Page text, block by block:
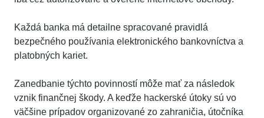
Každá banka má detailne spracované pravidlá
bezpečného používania elektronického bankovníctva a
platobných kariet.
Zanedbanie týchto povinností môže mať za následok
vznik finančnej škody. A keďže hackerské útoky sú vo
väčšine prípadov organizované zo zahraničia, útočníka